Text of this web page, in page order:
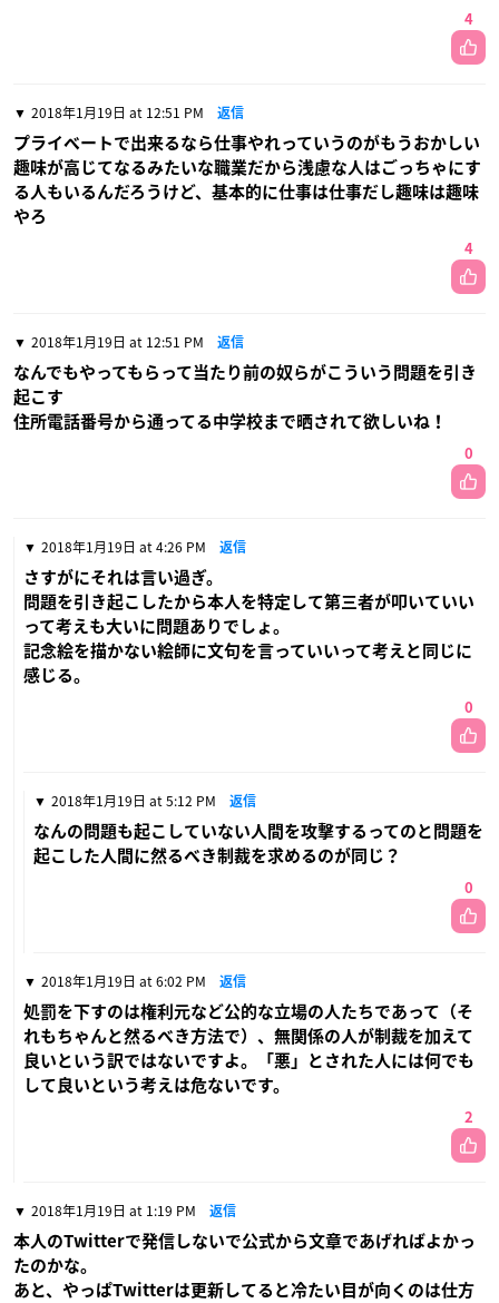
4
2018年1月19日 at 12:51 PM 返信
プライベートで出来るなら仕事やれっていうのがもうおかしい
趣味が高じてなるみたいな職業だから浅慮な人はごっちゃにす
る人もいるんだろうけど、基本的に仕事は仕事だし趣味は趣味
やろ
4
2018年1月19日 at 12:51 PM 返信
なんでもやってもらって当たり前の奴らがこういう問題を引き
起こす
住所電話番号から通ってる中学校まで晒されて欲しいね！
0
2018年1月19日 at 4:26 PM 返信
さすがにそれは言い過ぎ。
問題を引き起こしたから本人を特定して第三者が叩いていい
って考えも大いに問題ありでしょ。
記念絵を描かない絵師に文句を言っていいって考えと同じに
感じる。
0
2018年1月19日 at 5:12 PM 返信
なんの問題も起こしていない人間を攻撃するってのと問題を
起こした人間に然るべき制裁を求めるのが同じ？
0
2018年1月19日 at 6:02 PM 返信
処罰を下すのは権利元など公的な立場の人たちであって（そ
れもちゃんと然るべき方法で）、無関係の人が制裁を加えて
良いという訳ではないですよ。「悪」とされた人には何でも
して良いという考えは危ないです。
2
2018年1月19日 at 1:19 PM 返信
本人のTwitterで発信しないで公式から文章であげればよかっ
たのかな。
あと、やっぱTwitterは更新してると冷たい目が向くのは仕方